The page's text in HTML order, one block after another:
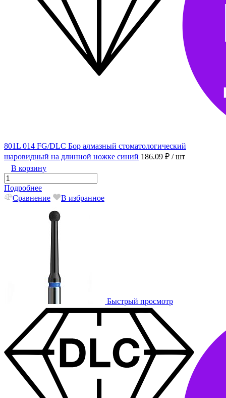
801L 014 FG/DLC Бор алмазный стоматологический
шаровидный на длинной ножке синий 186.09 ₽ / шт
В корзину
Подробнее
Сравнение
В избранное
Быстрый просмотр